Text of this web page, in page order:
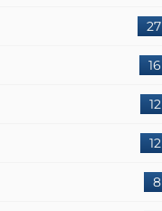
27
16
12
12
8